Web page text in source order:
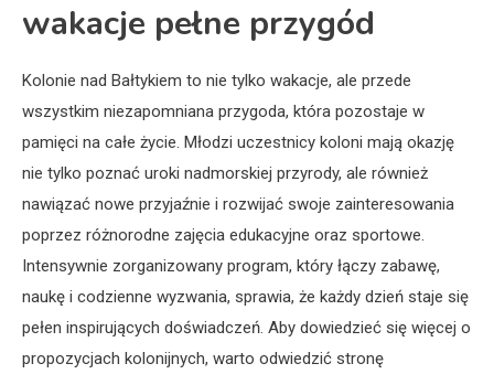
wakacje pełne przygód
Kolonie nad Bałtykiem to nie tylko wakacje, ale przede
wszystkim niezapomniana przygoda, która pozostaje w
pamięci na całe życie. Młodzi uczestnicy koloni mają okazję
nie tylko poznać uroki nadmorskiej przyrody, ale również
nawiązać nowe przyjaźnie i rozwijać swoje zainteresowania
poprzez różnorodne zajęcia edukacyjne oraz sportowe.
Intensywnie zorganizowany program, który łączy zabawę,
naukę i codzienne wyzwania, sprawia, że każdy dzień staje się
pełen inspirujących doświadczeń. Aby dowiedzieć się więcej o
propozycjach kolonijnych, warto odwiedzić stronę